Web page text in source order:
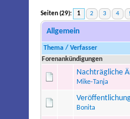
stilnox in der schweiz
Seiten (29): 1 2 3 4
Allgemein
Thema / Verfasser
Forenankündigungen
Nachträgliche
Mike-Tanja
Bonita